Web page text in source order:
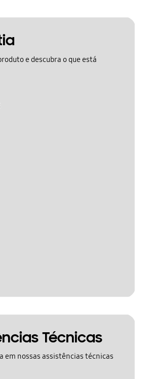
e descubra o que está
Técnicas
em nossas assistências técnicas